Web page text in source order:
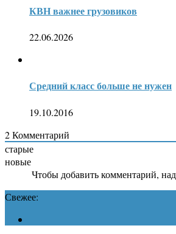
КВН важнее грузовиков
22.06.2026
Средний класс больше не нужен
19.10.2016
2Комментарий
старые
новые
Чтобы добавить комментарий,
Свежее: